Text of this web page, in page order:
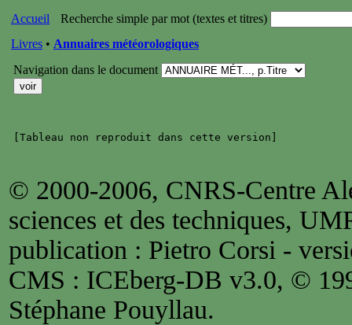
Accueil
Recherche simple par mot (textes et titres)
Livres • Annuaires météorologiques
Navigation dans le document
© 2000-2006, CNRS-Centre
sciences et des techniques,
publication : Pietro Corsi -
CMS : ICEberg-DB v3.0, ©
Stéphane Pouyllau.